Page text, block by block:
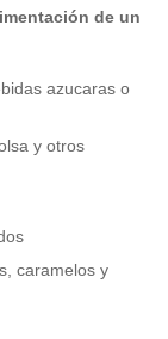
de un
azucaras o
y otros
caramelos y